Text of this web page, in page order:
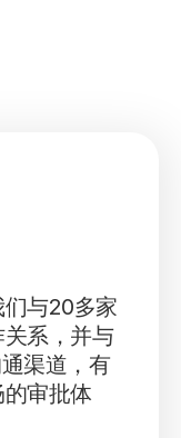
与20多家
系，并与
渠道，有
审批体